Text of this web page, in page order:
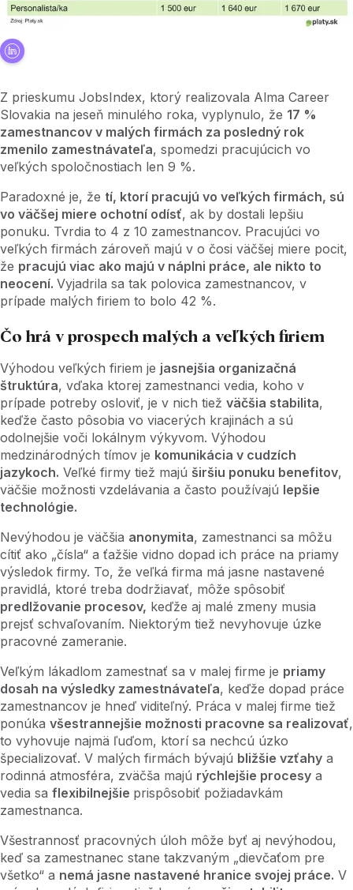
Z prieskumu JobsIndex, ktorý realizovala Alma Career
Slovakia na jeseň minulého roka, vyplynulo, že 17 %
zamestnancov v malých firmách za posledný rok
zmenilo zamestnávateľa, spomedzi pracujúcich vo
veľkých spoločnostiach len 9 %.
Paradoxné je, že tí, ktorí pracujú vo veľkých firmách, sú
vo väčšej miere ochotní odísť, ak by dostali lepšiu
ponuku. Tvrdia to 4 z 10 zamestnancov. Pracujúci vo
veľkých firmách zároveň majú v o čosi väčšej miere pocit,
že pracujú viac ako majú v náplni práce, ale nikto to
neocení. Vyjadrila sa tak polovica zamestnancov, v
prípade malých firiem to bolo 42 %.
Čo hrá v prospech malých a veľkých firiem
Výhodou veľkých firiem je jasnejšia organizačná
štruktúra, vďaka ktorej zamestnanci vedia, koho v
prípade potreby osloviť, je v nich tiež väčšia stabilita,
keďže často pôsobia vo viacerých krajinách a sú
odolnejšie voči lokálnym výkyvom. Výhodou
medzinárodných tímov je komunikácia v cudzích
jazykoch. Veľké firmy tiež majú širšiu ponuku benefitov,
väčšie možnosti vzdelávania a často používajú lepšie
technológie.
Nevýhodou je väčšia anonymita, zamestnanci sa môžu
cítiť ako „čísla“ a ťažšie vidno dopad ich práce na priamy
výsledok firmy. To, že veľká firma má jasne nastavené
pravidlá, ktoré treba dodržiavať, môže spôsobiť
predlžovanie procesov, keďže aj malé zmeny musia
prejsť schvaľovaním. Niektorým tiež nevyhovuje úzke
pracovné zameranie.
Veľkým lákadlom zamestnať sa v malej firme je priamy
dosah na výsledky zamestnávateľa, keďže dopad práce
zamestnancov je hneď viditeľný. Práca v malej firme tiež
ponúka všestrannejšie možnosti pracovne sa realizovať,
to vyhovuje najmä ľuďom, ktorí sa nechcú úzko
špecializovať. V malých firmách bývajú bližšie vzťahy a
rodinná atmosféra, zväčša majú rýchlejšie procesy a
vedia sa flexibilnejšie prispôsobiť požiadavkám
zamestnanca.
Všestrannosť pracovných úloh môže byť aj nevýhodou,
keď sa zamestnanec stane takzvaným „dievčaťom pre
všetko“ a nemá jasne nastavené hranice svojej práce. V